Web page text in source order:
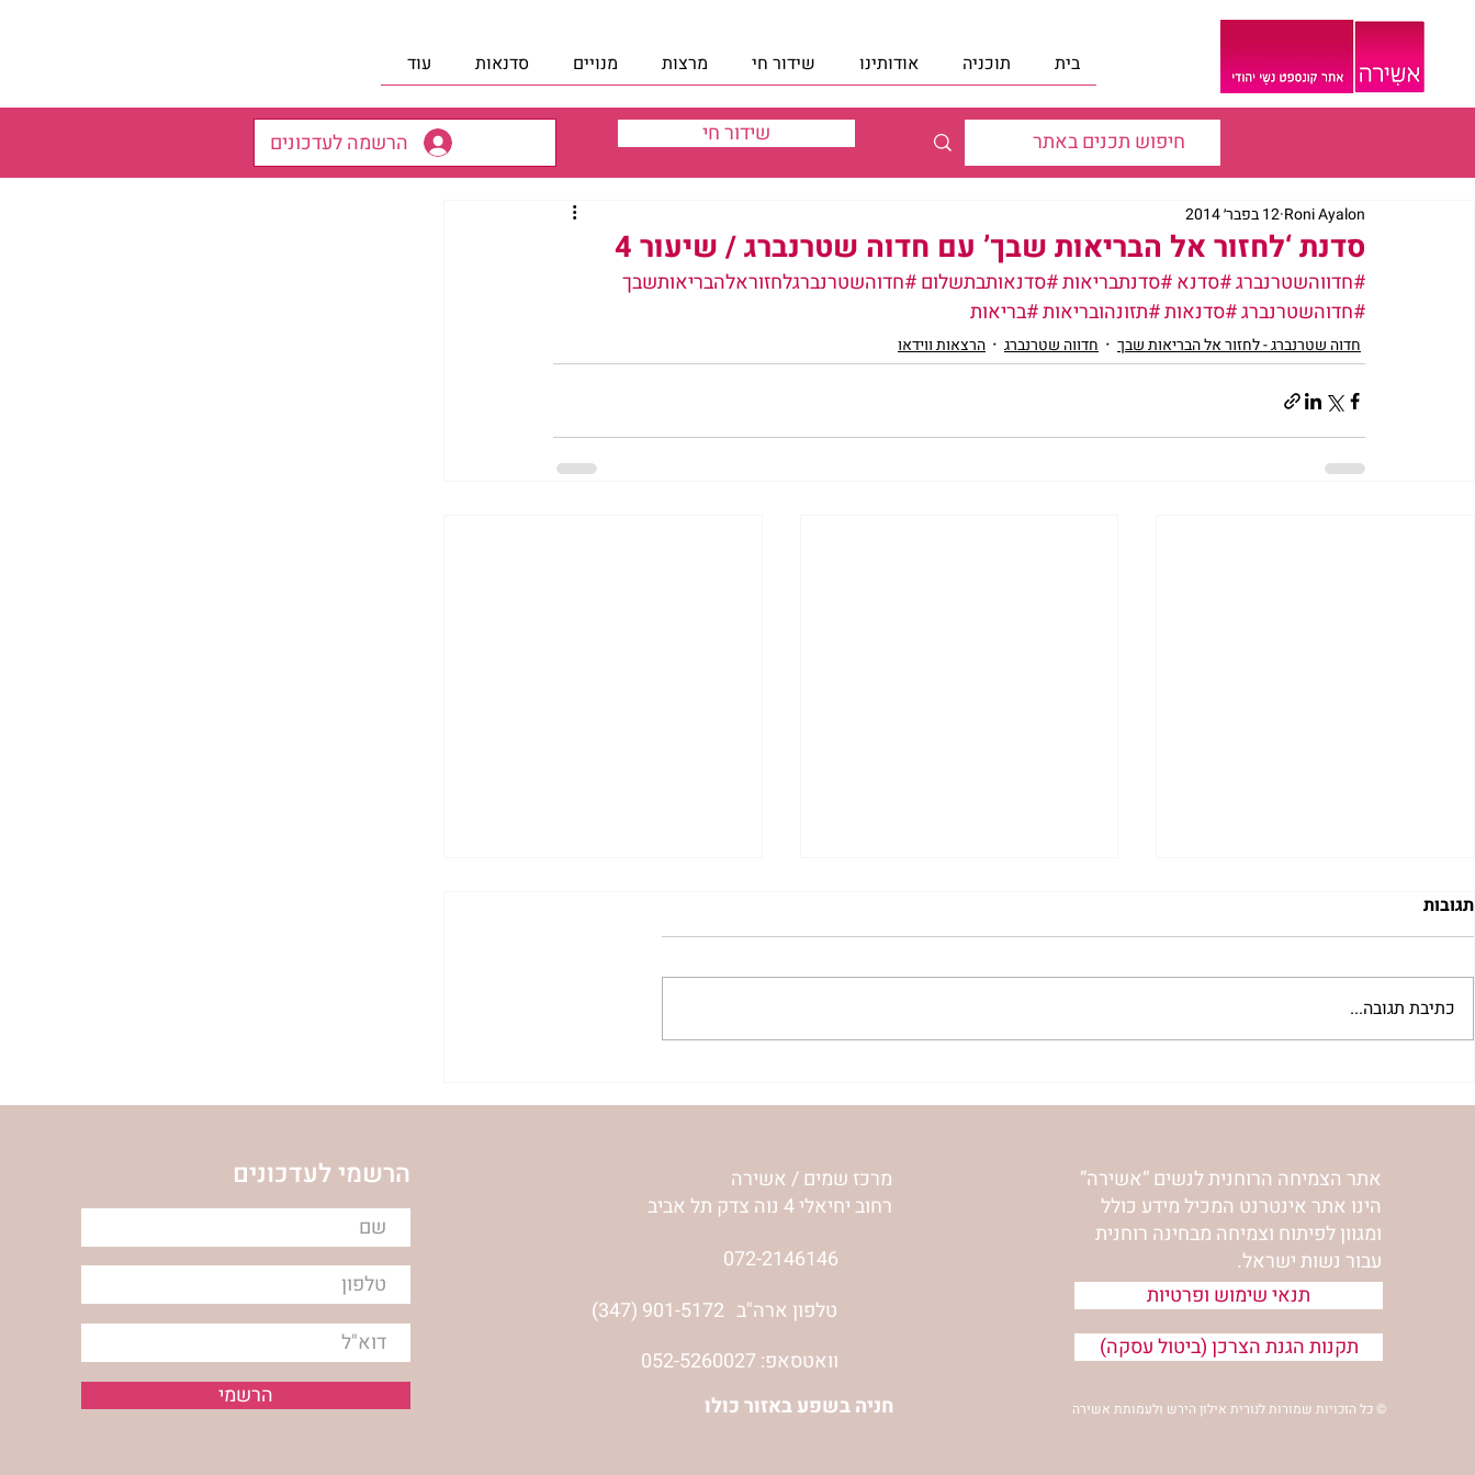
בית תוכניה אודותינו שידור חי מרצות מנויים סדנאות עוד
הרשמה לעדכונים שידור חי
סדנת ‘לחזור אל הבריאות שבך’ עם חדוה שטרנברג / שיעור 4
Roni Ayalon 12 בפבר׳ 2014
#חדווהשטרנברג#סדנא#סדנתבריאות#סדנאותבתשלום#חדוהשטרנברגלחזוראלהבריאותשבך
#חדוהשטרנברג#סדנאות#תזונהובריאות#בריאות
חדוה שטרנברג - לחזור אל הבריאות שבך חדווה שטרנברג הרצאות ווידאו
הירש
אילון הירש
אילון הירש
תגובות
כתיבת תגובה...
הרשמי לעדכונים
הרשמי
מרכז שמים / אשירה
רחוב יחיאלי 4 נוה צדק תל אביב
072-2146146
(347) 901-5172 טלפון ארה"ב
וואטסאפ: 052-5260027
חניה בשפע באזור כולו
אתר הצמיחה הרוחנית לנשים “אשירה”
הינו אתר אינטרנט המכיל מידע כולל
ומגוון לפיתוח וצמיחה מבחינה רוחנית
עבור נשות ישראל.
תנאי שימוש ופרטיות
תקנות הגנת הצרכן (ביטול עסקה)
© כל הזכויות שמורות לנורית אילון הירש ולעמותת אשירה